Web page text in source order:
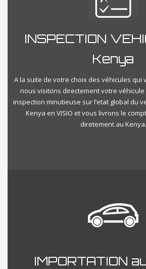
INSPECTION
Kenya
A la suite de votre choix des véhicules qui
nous visitons directement votre
inspection minutieuse sur l’etat global du
Kenya en VISIO et vous livrons le
diretement au Kenya.
IMPORTATION